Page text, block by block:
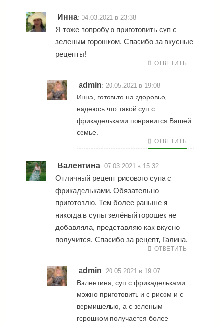
Инна: 04.03.2021 в 23:38
Я тоже попробую приготовить суп с
зеленым горошком. Спасибо за вкусные
рецепты!
ОТВЕТИТЬ
admin: 20.05.2021 в 19:08
Инна, готовьте на здоровье,
надеюсь что такой суп с
фрикадельками понравится Вашей
семье.
ОТВЕТИТЬ
Валентина: 07.03.2021 в 15:32
Отличный рецепт рисового супа с
фрикадельками. Обязательно
приготовлю. Тем более раньше я
никогда в супы зелёный горошек не
добавляла, представляю как вкусно
получится. Спасибо за рецепт, Галина.
ОТВЕТИТЬ
admin: 20.05.2021 в 19:07
Валентина, суп с фрикадельками
можно приготовить и с рисом и с
вермишелью, а с зеленым
горошком получается более